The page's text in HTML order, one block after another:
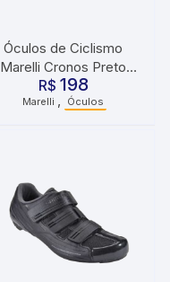
Óculos de Ciclismo
Marelli Cronos Preto
Amarelo
R$ 198
Marelli , Óculos